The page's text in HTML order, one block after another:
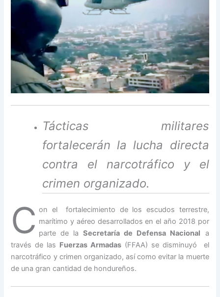
Tácticas militares
fortalecerán la lucha directa
contra el narcotráfico y el
crimen organizado.
C on el fortalecimiento de los escudos terrestre,
marítimo y aéreo desarrollados en el año 2018 por
parte de laSecretaría de Defensa Nacional a
través de las Fuerzas Armadas (FFAA) se disminuyó el
narcotráfico y crimen organizado, así como evitar la muerte
de una gran cantidad de hondureños.